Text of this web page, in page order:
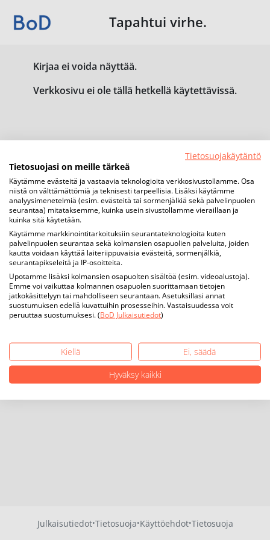
Tapahtui virhe.
Kirjaa ei voida näyttää.
Verkkosivu ei ole tällä hetkellä käytettävissä.
Julkaisutiedot·Tietosuoja·Käyttöehdot·Tietosuoja
Tietosuojakäytäntö
Tietosuojasi on meille tärkeä
Käytämme evästeitä ja vastaavia teknologioita verkkosivustollamme. Osa
niistä on välttämättömiä ja teknisesti tarpeellisia. Lisäksi käytämme
analyysimenetelmiä (esim. evästeitä tai sormenjälkiä sekä palvelinpuolen
seurantaa) mitataksemme, kuinka usein sivustollamme vieraillaan ja
kuinka sitä käytetään.
Käytämme markkinointitarkoituksiin seurantateknologioita kuten
palvelinpuolen seurantaa sekä kolmansien osapuolien palveluita, joiden
kautta voidaan käyttää laiteriippuvaisia evästeitä, sormenjälkiä,
seurantapikseleitä ja IP-osoitteita.
Upotamme lisäksi kolmansien osapuolten sisältöä (esim. videoalustoja).
Emme voi vaikuttaa kolmannen osapuolen suorittamaan tietojen
jatkokäsittelyyn tai mahdolliseen seurantaan. Asetuksillasi annat
suostumuksen edellä kuvattuihin prosesseihin. Vastaisuudessa voit
peruuttaa suostumuksesi. (BoD Julkaisutiedot)
Kiellä
Ei, säädä
Hyväksy kaikki